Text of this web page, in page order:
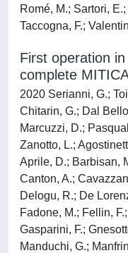
Romé, M.; Sartori,
Taccogna, F.;
First operation
complete
2020 Serianni, G.;
Chitarin, G.; Dal
Marcuzzi, D.;
Zanotto, L.;
Aprile, D.; Barbisan,
Canton, A.;
Delogu, R.; De
Fadone, M.; Fellin,
Gasparini, F.;
Manduchi, G.;